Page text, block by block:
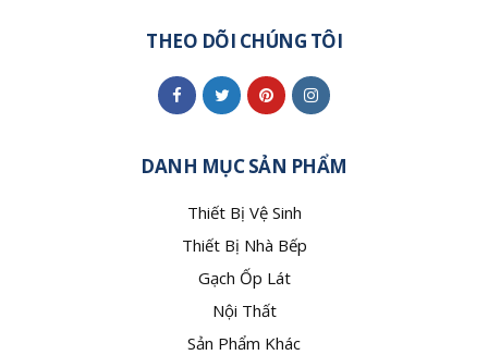
THEO DÕI CHÚNG TÔI
DANH MỤC SẢN PHẨM
Thiết Bị Vệ Sinh
Thiết Bị Nhà Bếp
Gạch Ốp Lát
Nội Thất
Sản Phẩm Khác